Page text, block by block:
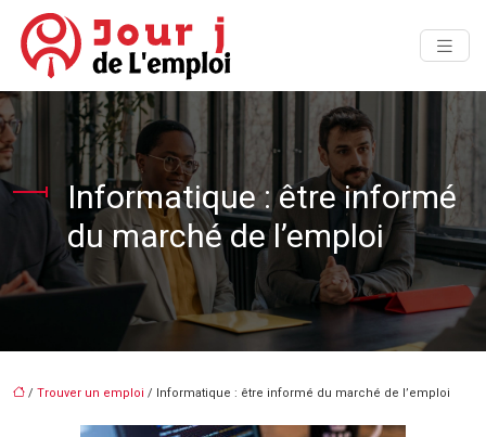
Informatique : être informé
du marché de l’emploi
/ Trouver un emploi / Informatique : être informé du marché de l’emploi